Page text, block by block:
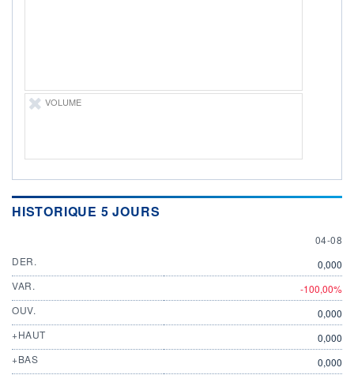
VOLUME
HISTORIQUE 5 JOURS
4
04-08
DER.
0,000
VAR.
-100,00%
OUV.
0,000
+HAUT
0,000
+BAS
0,000